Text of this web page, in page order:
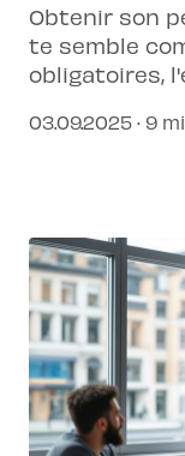
Obtenir son
te semble
obligatoires,
03.09.2025 · 9